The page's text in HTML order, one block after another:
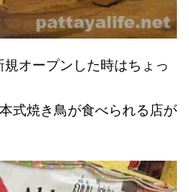
オープンした時はちょっ
式焼き鳥が食べられる店が